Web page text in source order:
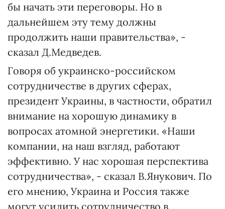
бы начать эти переговоры. Но в
дальнейшем эту тему должны
продолжить наши правительства», -
сказал Д.Медведев.
Говоря об украинско-российском
сотрудничестве в других сферах,
президент Украины, в частности, обратил
внимание на хорошую динамику в
вопросах атомной энергетики. «Наши
компании, на наш взгляд, работают
эффективно. У нас хорошая перспектива
сотрудничества», - сказал В.Янукович. По
его мнению, Украина и Россия также
могут усилить сотрудничество в